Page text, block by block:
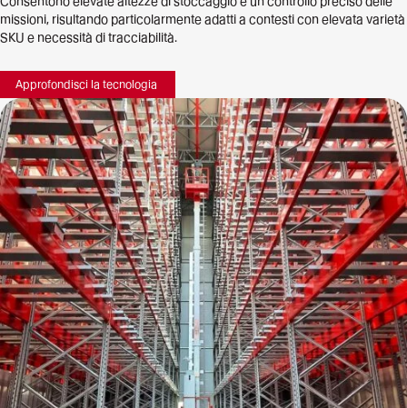
missioni, risultando particolarmente adatti a contesti con elevata varietà
SKU e necessità di tracciabilità.
Approfondisci la tecnologia